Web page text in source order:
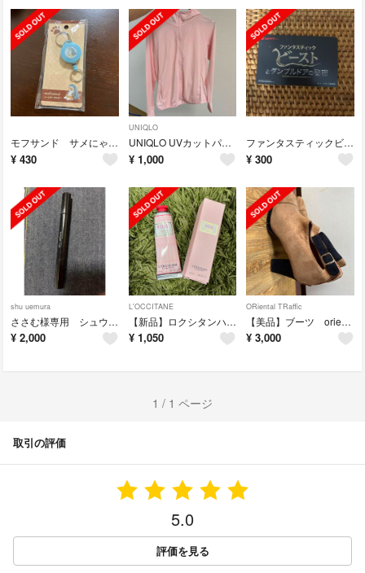
モフサンド サメにゃん リールキーホルダー
¥ 430
UNIQLO
UNIQLO UVカットパーカー L ピンク《あや様専用》
¥ 1,000
ファンタスティックビースト ムビチケ 使用済み
¥ 300
shu uemura
ささむ様専用 シュウウエムラ アイブロウマスカラ 2本セット
¥ 2,000
L'OCCITANE
【新品】ロクシタンハンドクリーム
¥ 1,050
ORiental TRaffic
【美品】ブーツ oriental traffic
¥ 3,000
1 / 1 ページ
取引の評価
5.0
評価を見る